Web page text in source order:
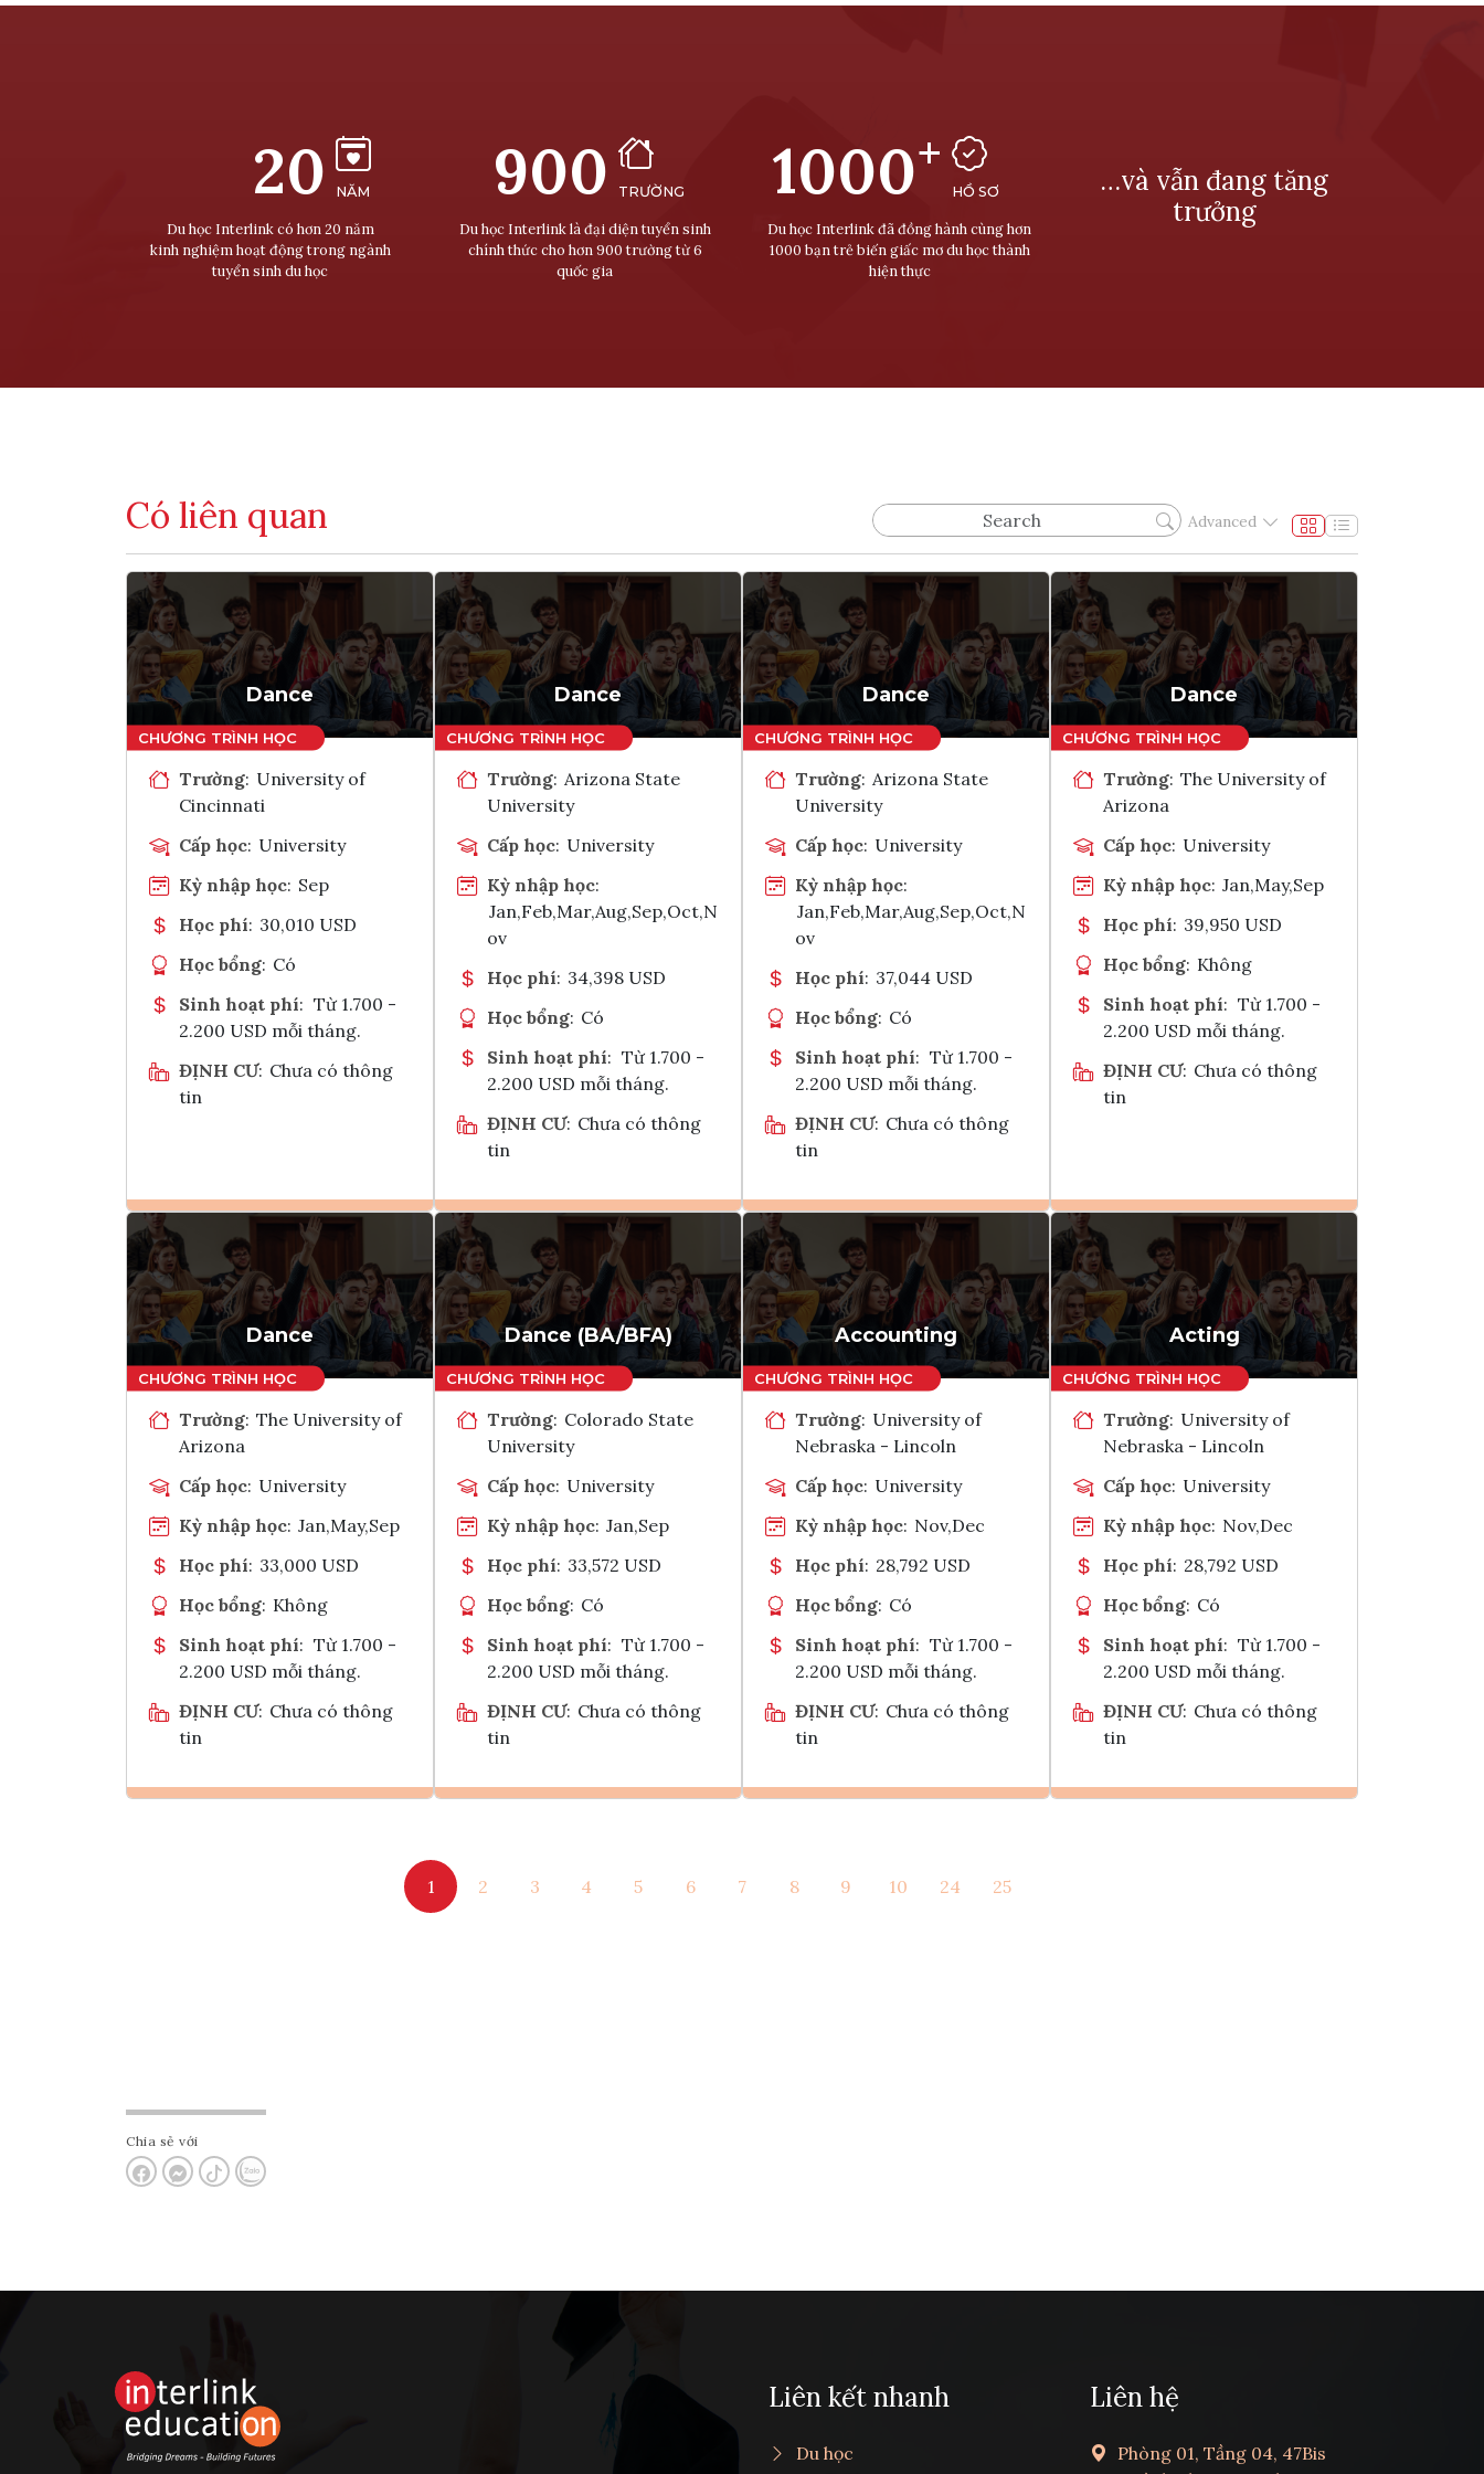
20 NĂM
Du học Interlink có hơn 20 năm
kinh nghiệm hoạt động trong ngành
tuyển sinh du học
900 TRƯỜNG
Du học Interlink là đại diện tuyển sinh
chính thức cho hơn 900 trường từ 6
quốc gia
1000+
HỒ SƠ
Du học Interlink đã đồng hành cùng hơn
1000 bạn trẻ biến giấc mơ du học thành
hiện thực
…và vẫn đang tăng
trưởng
Có liên quan Advanced
Dance
Trường: University of
Cincinnati
Cấp học: University
Kỳ nhập học: Sep
Học phí: 30,010 USD
Học bổng: Có
Sinh hoạt phí: Từ 1.700 -
2.200 USD mỗi tháng.
ĐỊNH CƯ: Chưa có thông
tin
Ghi danh
Tham vấn Interlink
Dance
Trường: Arizona State
University
Cấp học: University
Kỳ nhập học:
Jan,Feb,Mar,Aug,Sep,Oct,N
ov
Học phí: 34,398 USD
Học bổng: Có
Sinh hoạt phí: Từ 1.700 -
2.200 USD mỗi tháng.
ĐỊNH CƯ: Chưa có thông
tin
Ghi danh
Tham vấn Interlink
Dance
Trường: Arizona State
University
Cấp học: University
Kỳ nhập học:
Jan,Feb,Mar,Aug,Sep,Oct,N
ov
Học phí: 37,044 USD
Học bổng: Có
Sinh hoạt phí: Từ 1.700 -
2.200 USD mỗi tháng.
ĐỊNH CƯ: Chưa có thông
tin
Ghi danh
Tham vấn Interlink
Dance
Trường: The University of
Arizona
Cấp học: University
Kỳ nhập học: Jan,May,Sep
Học phí: 39,950 USD
Học bổng: Không
Sinh hoạt phí: Từ 1.700 -
2.200 USD mỗi tháng.
ĐỊNH CƯ: Chưa có thông
tin
Ghi danh
Tham vấn Interlink
Dance
Trường: The University of
Arizona
Cấp học: University
Kỳ nhập học: Jan,May,Sep
Học phí: 33,000 USD
Học bổng: Không
Sinh hoạt phí: Từ 1.700 -
2.200 USD mỗi tháng.
ĐỊNH CƯ: Chưa có thông
tin
Dance (BA/BFA)
Trường: Colorado State
University
Cấp học: University
Kỳ nhập học: Jan,Sep
Học phí: 33,572 USD
Học bổng: Có
Sinh hoạt phí: Từ 1.700 -
2.200 USD mỗi tháng.
ĐỊNH CƯ: Chưa có thông
tin
Tham vấn Interlink
Accounting
Trường: University of
Nebraska - Lincoln
Cấp học: University
Kỳ nhập học: Nov,Dec
Học phí: 28,792 USD
Học bổng: Có
Sinh hoạt phí: Từ 1.700 -
2.200 USD mỗi tháng.
ĐỊNH CƯ: Chưa có thông
tin
Tham vấn Interlink
Acting
Trường: University of
Nebraska - Lincoln
Cấp học: University
Kỳ nhập học: Nov,Dec
Học phí: 28,792 USD
Học bổng: Có
Sinh hoạt phí: Từ 1.700 -
2.200 USD mỗi tháng.
ĐỊNH CƯ: Chưa có thông
tin
1 2 3 4 5 6 7 8 9 10 24 25
Chia sẻ với
Liên kết nhanh
Du học
Liên hệ
Phòng 01, Tầng 04, 47Bis